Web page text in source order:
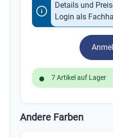
Details und
Login als
7 Artikel auf Lager
Andere Farben